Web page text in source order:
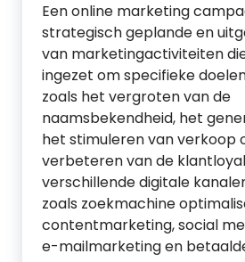
Een online marketing
strategisch geplande en
van marketingactiviteiten
ingezet om specifieke
zoals het vergroten van de
naamsbekendheid, het
het stimuleren van verkoop
verbeteren van de
verschillende digitale
zoals zoekmachine
contentmarketing, social
e-mailmarketing en